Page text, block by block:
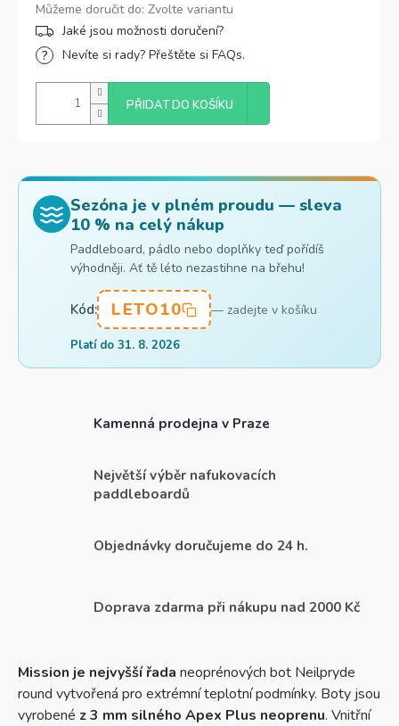
Můžeme doručit do: Zvolte variantu
Nevíte si rady? Přeštěte si FAQs.
PŘIDAT DO KOŠÍKU
Sezóna je v plném proudu — sleva
10 % na celý nákup
Paddleboard, pádlo nebo doplňky teď pořídíš
výhodněji. Ať tě léto nezastihne na břehu!
Kód: LETO10 — zadejte v košíku
Platí do 31. 8. 2026
Kamenná prodejna v Praze
Největší výběr nafukovacích
paddleboardů
Objednávky doručujeme do 24 h.
Doprava zdarma při nákupu nad 2000 Kč
Mission je nejvyšší řada neoprénových bot Neilpryde
round vytvořená pro extrémní teplotní podmínky. Boty jsou
vyrobené z 3 mm silného Apex Plus neoprenu. Vnitřní